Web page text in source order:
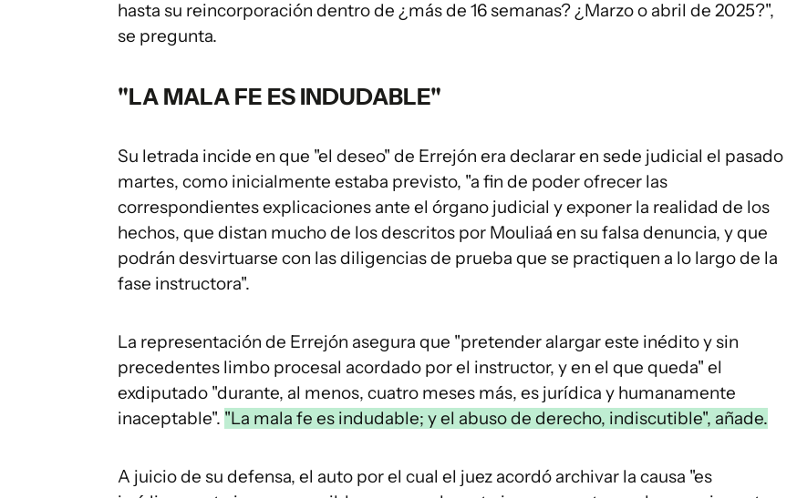
hasta su reincorporación dentro de ¿más de 16 semanas? ¿Marzo o abril de 2025?",
se pregunta.
"LA MALA FE ES INDUDABLE"
Su letrada incide en que "el deseo" de Errejón era declarar en sede judicial el pasado
martes, como inicialmente estaba previsto, "a fin de poder ofrecer las
correspondientes explicaciones ante el órgano judicial y exponer la realidad de los
hechos, que distan mucho de los descritos por Mouliaá en su falsa denuncia, y que
podrán desvirtuarse con las diligencias de prueba que se practiquen a lo largo de la
fase instructora".
La representación de Errejón asegura que "pretender alargar este inédito y sin
precedentes limbo procesal acordado por el instructor, y en el que queda" el
exdiputado "durante, al menos, cuatro meses más, es jurídica y humanamente
inaceptable". "La mala fe es indudable; y el abuso de derecho, indiscutible", añade.
A juicio de su defensa, el auto por el cual el juez acordó archivar la causa "es